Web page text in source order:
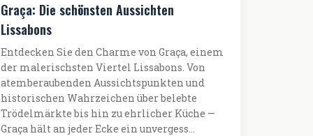
Graça: Die schönsten Aussichten
Lissabons
Entdecken Sie den Charme von Graça, einem
der malerischsten Viertel Lissabons. Von
atemberaubenden Aussichtspunkten und
historischen Wahrzeichen über belebte
Trödelmärkte bis hin zu ehrlicher Küche —
Graça hält an jeder Ecke ein unvergess…